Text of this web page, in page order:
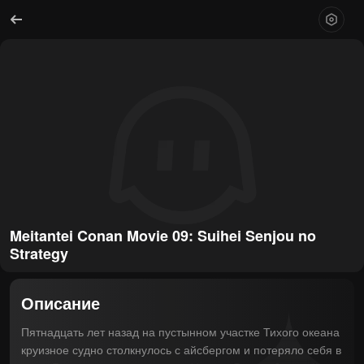
Meitantei Conan Movie 09: Suihei Senjou no
Strategy
Описание
Пятнадцать лет назад на пустынном участке Тихого океана
круизное судно столкнулось с айсбергом и потеряло себя в